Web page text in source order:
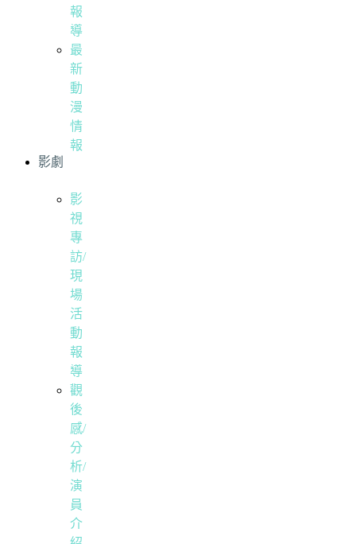
報
導
最
新
動
漫
情
報
影劇
影
視
專
訪/
現
場
活
動
報
導
觀
後
感/
分
析/
演
員
介